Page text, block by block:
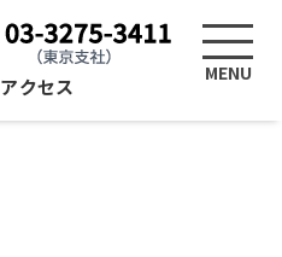
アクセス